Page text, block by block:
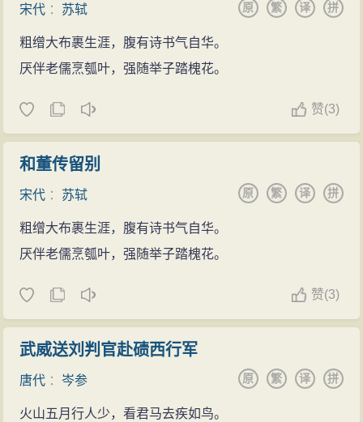
宋代 ： 苏轼 拼
译
繁
原
粗缯大布裹生涯，腹有诗书气自华。
厌伴老儒烹瓠叶，强随举子踏槐花。
赞(3)
和董传留别
宋代 ： 苏轼 拼
译
繁
原
粗缯大布裹生涯，腹有诗书气自华。
厌伴老儒烹瓠叶，强随举子踏槐花。
赞(3)
武威送刘判官赴碛西行军
唐代 ：岑参 拼
译
繁
原
火山五月行人少，看君马去疾如鸟。